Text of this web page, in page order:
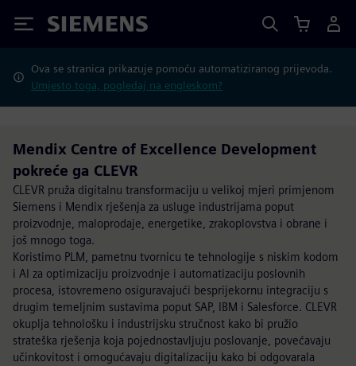
Siemens
Ova se stranica prikazuje pomoću automatiziranog prijevoda.
Umjesto toga, pogledaj na engleskom?
Mendix Centre of Excellence Development
pokreće ga CLEVR
CLEVR pruža digitalnu transformaciju u velikoj mjeri primjenom
Siemens i Mendix rješenja za usluge industrijama poput
proizvodnje, maloprodaje, energetike, zrakoplovstva i obrane i
još mnogo toga.
Koristimo PLM, pametnu tvornicu te tehnologije s niskim kodom
i AI za optimizaciju proizvodnje i automatizaciju poslovnih
procesa, istovremeno osiguravajući besprijekornu integraciju s
drugim temeljnim sustavima poput SAP, IBM i Salesforce. CLEVR
okuplja tehnološku i industrijsku stručnost kako bi pružio
strateška rješenja koja pojednostavljuju poslovanje, povećavaju
učinkovitost i omogućavaju digitalizaciju kako bi odgovarala